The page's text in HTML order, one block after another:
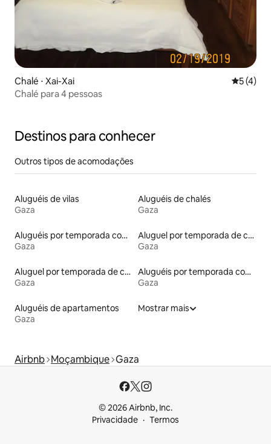
Chalé ⋅ Xai-Xai 5 de
5 (4)
Chalé para 4 pessoas
Destinos para conhecer
Outros tipos de acomodações
Aluguéis de vilas
Gaza
Aluguéis de chalés
Gaza
Aluguéis por temporada com acesso ao lago
Gaza
Aluguel por temporada de casas de veraneio
Gaza
Aluguel por temporada de casas de hóspedes
Gaza
Aluguéis por temporada com acesso à praia
Gaza
Aluguéis de apartamentos
Gaza
Mostrar mais
Airbnb Moçambique Gaza
© 2026 Airbnb, Inc.
Privacidade
Termos